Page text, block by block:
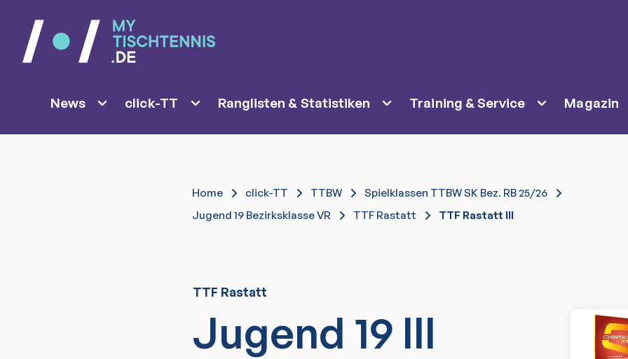
News click-TT Ranglisten & Statistiken Training & Service Magazin
Home click-TT TTBW
Spielklassen TTBW SK Bez. RB 25/26
Jugend 19 Bezirksklasse VR
TTF Rastatt TTF Rastatt III
TTF Rastatt
Jugend 19 III